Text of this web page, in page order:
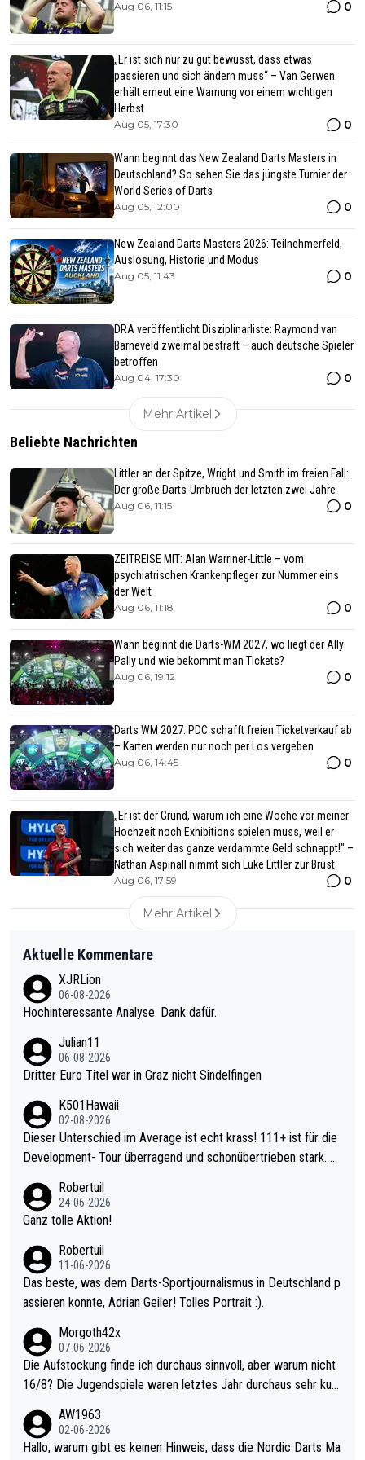
Aug 06, 11:15 0
„Er ist sich nur zu gut bewusst, dass etwas
passieren und sich ändern muss“ – Van Gerwen
erhält erneut eine Warnung vor einem wichtigen
Herbst
Aug 05, 17:30 0
Wann beginnt das New Zealand Darts Masters in
Deutschland? So sehen Sie das jüngste Turnier der
World Series of Darts
Aug 05, 12:00 0
New Zealand Darts Masters 2026: Teilnehmerfeld,
Auslosung, Historie und Modus
Aug 05, 11:43 0
DRA veröffentlicht Disziplinarliste: Raymond van
Barneveld zweimal bestraft – auch deutsche Spieler
betroffen
Aug 04, 17:30 0
Mehr Artikel
Beliebte Nachrichten
Littler an der Spitze, Wright und Smith im freien Fall:
Der große Darts-Umbruch der letzten zwei Jahre
Aug 06, 11:15 0
ZEITREISE MIT: Alan Warriner-Little – vom
psychiatrischen Krankenpfleger zur Nummer eins
der Welt
Aug 06, 11:18 0
Wann beginnt die Darts-WM 2027, wo liegt der Ally
Pally und wie bekommt man Tickets?
Aug 06, 19:12 0
Darts WM 2027: PDC schafft freien Ticketverkauf ab
– Karten werden nur noch per Los vergeben
Aug 06, 14:45 0
„Er ist der Grund, warum ich eine Woche vor meiner
Hochzeit noch Exhibitions spielen muss, weil er
sich weiter das ganze verdammte Geld schnappt!" –
Nathan Aspinall nimmt sich Luke Littler zur Brust
Aug 06, 17:59 0
Mehr Artikel
Aktuelle Kommentare
XJRLion
06-08-2026
Hochinteressante Analyse. Dank dafür.
Julian11
06-08-2026
Dritter Euro Titel war in Graz nicht Sindelfingen
K501Hawaii
02-08-2026
Dieser Unterschied im Average ist echt krass! 111+ ist für die
Development- Tour überragend und schonübertrieben stark. U
mal 40+ erst recht. Da gewinnst keinen Blumentopf - ist ja noc
h krasser wie ein Pokalspiel eines Kreisligisten vs einem Bund
Robertuil
24-06-2026
Ganz tolle Aktion!
Robertuil
11-06-2026
Das beste, was dem Darts-Sportjournalismus in Deutschland p
assieren konnte, Adrian Geiler! Tolles Portrait :).
Morgoth42x
07-06-2026
Die Aufstockung finde ich durchaus sinnvoll, aber warum nicht
16/8? Die Jugendspiele waren letztes Jahr durchaus sehr kurz
Allerdings ist Mitchell Lawrie als Nummer 1 der Welt eh qualifi
ziert. Somit ändert die automatische Qualifikation des Weltmei
AW1963
02-06-2026
Hallo, warum gibt es keinen Hinweis, dass die Nordic Darts Ma